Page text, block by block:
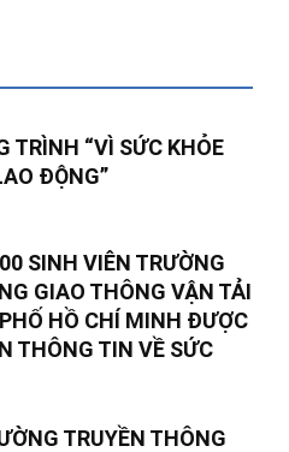
TRÌNH “VÌ SỨC KHỎE
ĐỘNG”
SINH VIÊN TRƯỜNG
GIAO THÔNG VẬN TẢI
HỒ CHÍ MINH ĐƯỢC
THÔNG TIN VỀ SỨC
TRUYỀN THÔNG